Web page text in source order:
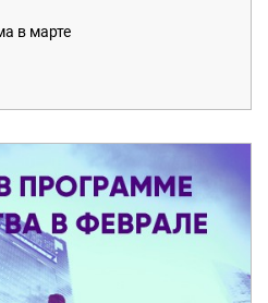
в марте